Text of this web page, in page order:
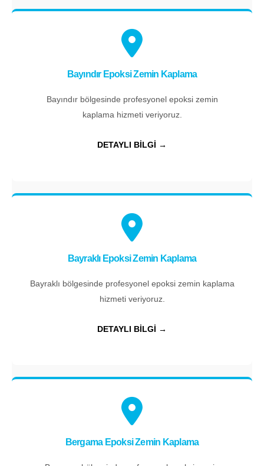
Bayındır Epoksi Zemin Kaplama
Bayındır bölgesinde profesyonel epoksi zemin
kaplama hizmeti veriyoruz.
DETAYLI BİLGİ →
Bayraklı Epoksi Zemin Kaplama
Bayraklı bölgesinde profesyonel epoksi zemin kaplama
hizmeti veriyoruz.
DETAYLI BİLGİ →
Bergama Epoksi Zemin Kaplama